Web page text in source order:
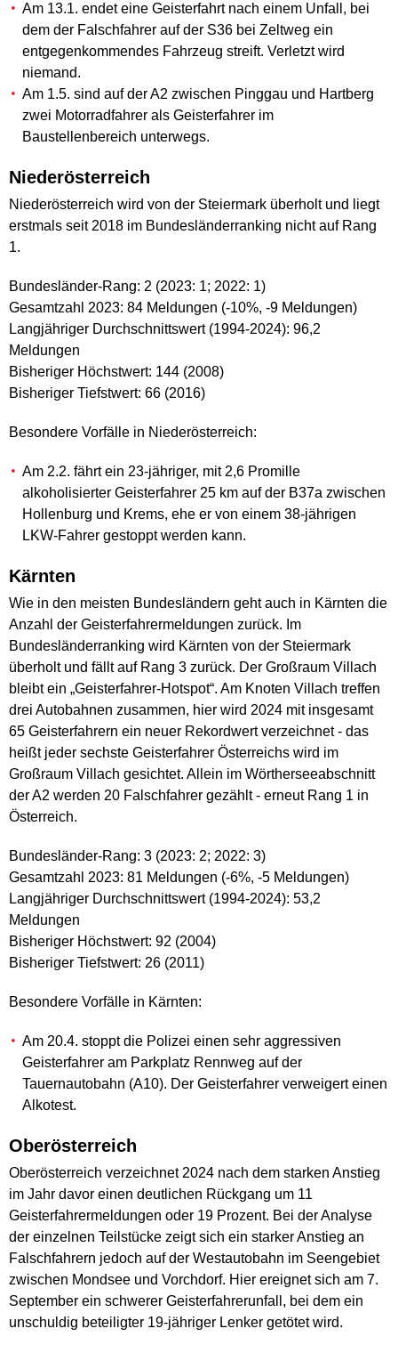
Am 13.1. endet eine Geisterfahrt nach einem Unfall, bei
dem der Falschfahrer auf der S36 bei Zeltweg ein
entgegenkommendes Fahrzeug streift. Verletzt wird
niemand.
Am 1.5. sind auf der A2 zwischen Pinggau und Hartberg
zwei Motorradfahrer als Geisterfahrer im
Baustellenbereich unterwegs.
Niederösterreich
Niederösterreich wird von der Steiermark überholt und liegt
erstmals seit 2018 im Bundesländerranking nicht auf Rang
1.
Bundesländer-Rang: 2 (2023: 1; 2022: 1)
Gesamtzahl 2023: 84 Meldungen (-10%, -9 Meldungen)
Langjähriger Durchschnittswert (1994-2024): 96,2
Meldungen
Bisheriger Höchstwert: 144 (2008)
Bisheriger Tiefstwert: 66 (2016)
Besondere Vorfälle in Niederösterreich:
Am 2.2. fährt ein 23-jähriger, mit 2,6 Promille
alkoholisierter Geisterfahrer 25 km auf der B37a zwischen
Hollenburg und Krems, ehe er von einem 38-jährigen
LKW-Fahrer gestoppt werden kann.
Kärnten
Wie in den meisten Bundesländern geht auch in Kärnten die
Anzahl der Geisterfahrermeldungen zurück. Im
Bundesländerranking wird Kärnten von der Steiermark
überholt und fällt auf Rang 3 zurück. Der Großraum Villach
bleibt ein „Geisterfahrer-Hotspot“. Am Knoten Villach treffen
drei Autobahnen zusammen, hier wird 2024 mit insgesamt
65 Geisterfahrern ein neuer Rekordwert verzeichnet - das
heißt jeder sechste Geisterfahrer Österreichs wird im
Großraum Villach gesichtet. Allein im Wörtherseeabschnitt
der A2 werden 20 Falschfahrer gezählt - erneut Rang 1 in
Österreich.
Bundesländer-Rang: 3 (2023: 2; 2022: 3)
Gesamtzahl 2023: 81 Meldungen (-6%, -5 Meldungen)
Langjähriger Durchschnittswert (1994-2024): 53,2
Meldungen
Bisheriger Höchstwert: 92 (2004)
Bisheriger Tiefstwert: 26 (2011)
Besondere Vorfälle in Kärnten:
Am 20.4. stoppt die Polizei einen sehr aggressiven
Geisterfahrer am Parkplatz Rennweg auf der
Tauernautobahn (A10). Der Geisterfahrer verweigert einen
Alkotest.
Oberösterreich
Oberösterreich verzeichnet 2024 nach dem starken Anstieg
im Jahr davor einen deutlichen Rückgang um 11
Geisterfahrermeldungen oder 19 Prozent. Bei der Analyse
der einzelnen Teilstücke zeigt sich ein starker Anstieg an
Falschfahrern jedoch auf der Westautobahn im Seengebiet
zwischen Mondsee und Vorchdorf. Hier ereignet sich am 7.
September ein schwerer Geisterfahrerunfall, bei dem ein
unschuldig beteiligter 19-jähriger Lenker getötet wird.